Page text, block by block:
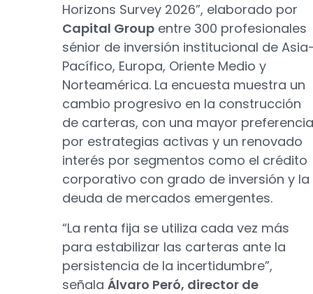
Horizons Survey 2026”, elaborado por
Capital Group entre 300 profesionales
sénior de inversión institucional de
Pacífico, Europa, Oriente Medio y
Norteamérica. La encuesta muestra un
cambio progresivo en la construcción
de carteras, con una mayor preferencia
por estrategias activas y un renovado
interés por segmentos como el crédito
corporativo con grado de inversión y la
deuda de mercados emergentes.
“La renta fija se utiliza cada vez más
para estabilizar las carteras ante la
persistencia de la incertidumbre”,
señala Álvaro Peró, director de